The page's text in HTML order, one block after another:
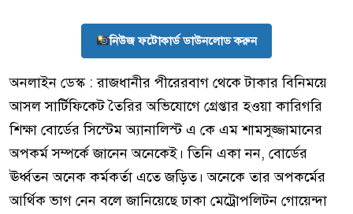
নিউজ ফটোকার্ড ডাউনলোড করুন
অনলাইন ডেস্ক : রাজধানীর পীরেরবাগ থেকে টাকার বিনিময়ে
আসল সার্টিফিকেট তৈরির অভিযোগে গ্রেপ্তার হওয়া কারিগরি
শিক্ষা বোর্ডের সিস্টেম অ্যানালিস্ট এ কে এম শামসুজ্জামানের
অপকর্ম সম্পর্কে জানেন অনেকেই। তিনি একা নন, বোর্ডের
ঊর্ধ্বতন অনেক কর্মকর্তা এতে জড়িত। অনেকে তার অপকর্মের
আর্থিক ভাগ নেন বলে জানিয়েছে ঢাকা মেট্রোপলিটন গোয়েন্দা